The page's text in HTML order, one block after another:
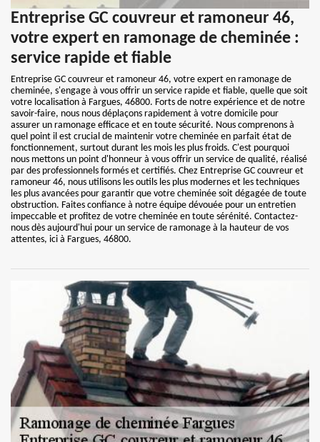
Entreprise GC couvreur et ramoneur 46,
votre expert en ramonage de cheminée :
service rapide et fiable
Entreprise GC couvreur et ramoneur 46, votre expert en ramonage de
cheminée, s'engage à vous offrir un service rapide et fiable, quelle que soit
votre localisation à Fargues, 46800. Forts de notre expérience et de notre
savoir-faire, nous nous déplaçons rapidement à votre domicile pour
assurer un ramonage efficace et en toute sécurité. Nous comprenons à
quel point il est crucial de maintenir votre cheminée en parfait état de
fonctionnement, surtout durant les mois les plus froids. C'est pourquoi
nous mettons un point d'honneur à vous offrir un service de qualité, réalisé
par des professionnels formés et certifiés. Chez Entreprise GC couvreur et
ramoneur 46, nous utilisons les outils les plus modernes et les techniques
les plus avancées pour garantir que votre cheminée soit dégagée de toute
obstruction. Faites confiance à notre équipe dévouée pour un entretien
impeccable et profitez de votre cheminée en toute sérénité. Contactez-
nous dès aujourd'hui pour un service de ramonage à la hauteur de vos
attentes, ici à Fargues, 46800.